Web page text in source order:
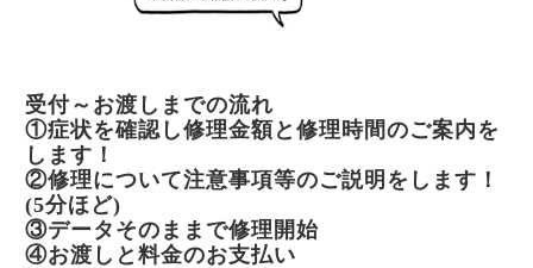
受付～お渡しまでの流れ
①症状を確認し修理金額と修理時間のご案内を
します！
②修理について注意事項等のご説明をします！
(5分ほど)
③データそのままで修理開始
④お渡しと料金のお支払い